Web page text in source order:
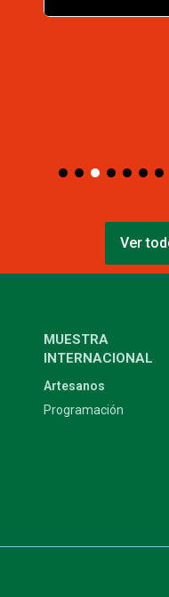
Ver
MUESTRA
INTERNACIONAL
Artesanos
Programación